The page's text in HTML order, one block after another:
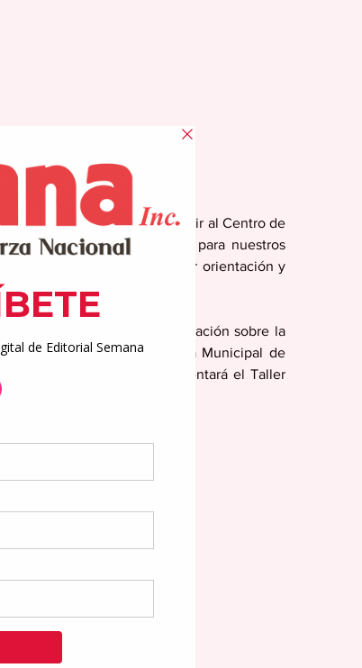
para quienes no pueden ir al Centro de
encuentro y esparcimiento para nuestros
centro comercial para llevar orientación y
Torres.
de trabajo ofrecerán orientación sobre la
se presentarán la Compañía Municipal de
24, a la 1:00 p.m., se presentará el Taller